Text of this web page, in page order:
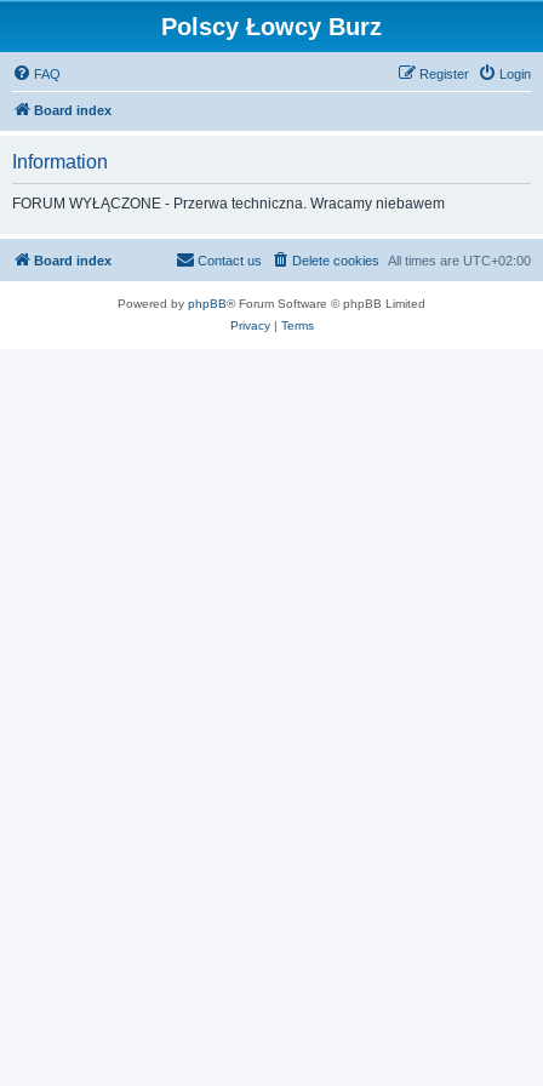
Polscy Łowcy Burz
FAQ Login
Register
Board index
Information
FORUM WYŁĄCZONE - Przerwa techniczna. Wracamy niebawem
Board index All times are UTC+02:00
Delete cookies
Contact us
Powered by phpBB® Forum Software © phpBB Limited
Privacy| Terms